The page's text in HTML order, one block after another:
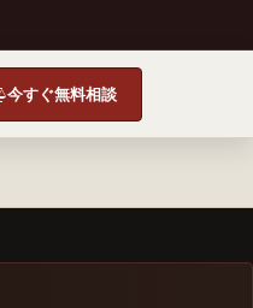
今すぐ無料相談